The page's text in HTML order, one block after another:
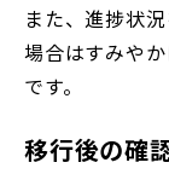
また、進捗状
場合はすみや
です。
移行後の確